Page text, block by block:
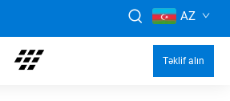
AZ
Təklif alın